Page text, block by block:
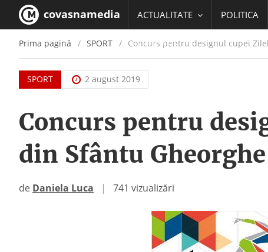
covasnamedia ACTUALITATE POLITICA
EDUCATIE
Prima pagină SPORT Concurs pentru designul cupei
SPORT 2 august 2019
Concurs pentru
din Sfântu Gheorghe
de Daniela Luca | 741 vizualizări